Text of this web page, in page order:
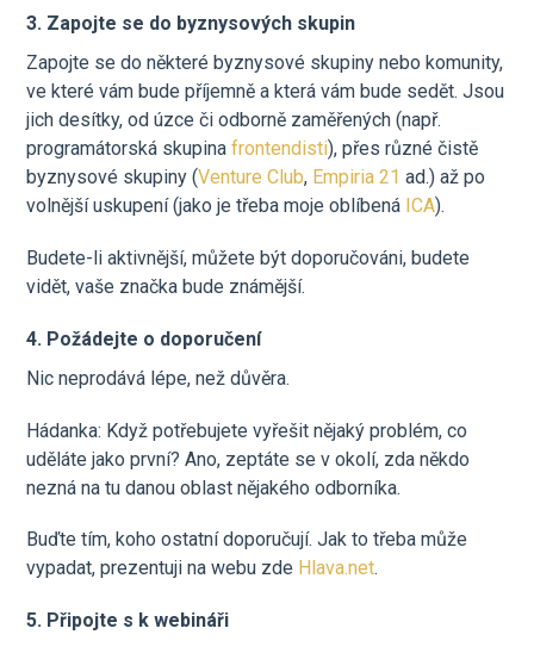
3. Zapojte se do byznysových skupin
Zapojte se do některé byznysové skupiny nebo komunity,
ve které vám bude příjemně a která vám bude sedět. Jsou
jich desítky, od úzce či odborně zaměřených (např.
programátorská skupinafrontendisti), přes různé čistě
byznysové skupiny (Venture Club, Empiria 21 ad.) až po
volnější uskupení (jako je třeba moje oblíbená ICA).
Budete-li aktivnější, můžete být doporučováni, budete
vidět, vaše značka bude známější.
4. Požádejte o doporučení
Nic neprodává lépe, než důvěra.
Hádanka: Když potřebujete vyřešit nějaký problém, co
uděláte jako první? Ano, zeptáte se v okolí, zda někdo
nezná na tu danou oblast nějakého odborníka.
Buďte tím, koho ostatní doporučují. Jak to třeba může
vypadat, prezentuji na webu zde Hlava.net.
5. Připojte s k webináři